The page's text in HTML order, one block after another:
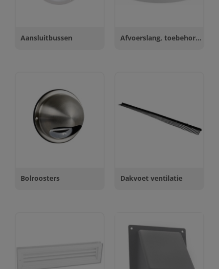
Aansluitbussen Afvoerslang, toebehoren
Bolroosters Dakvoet ventilatie